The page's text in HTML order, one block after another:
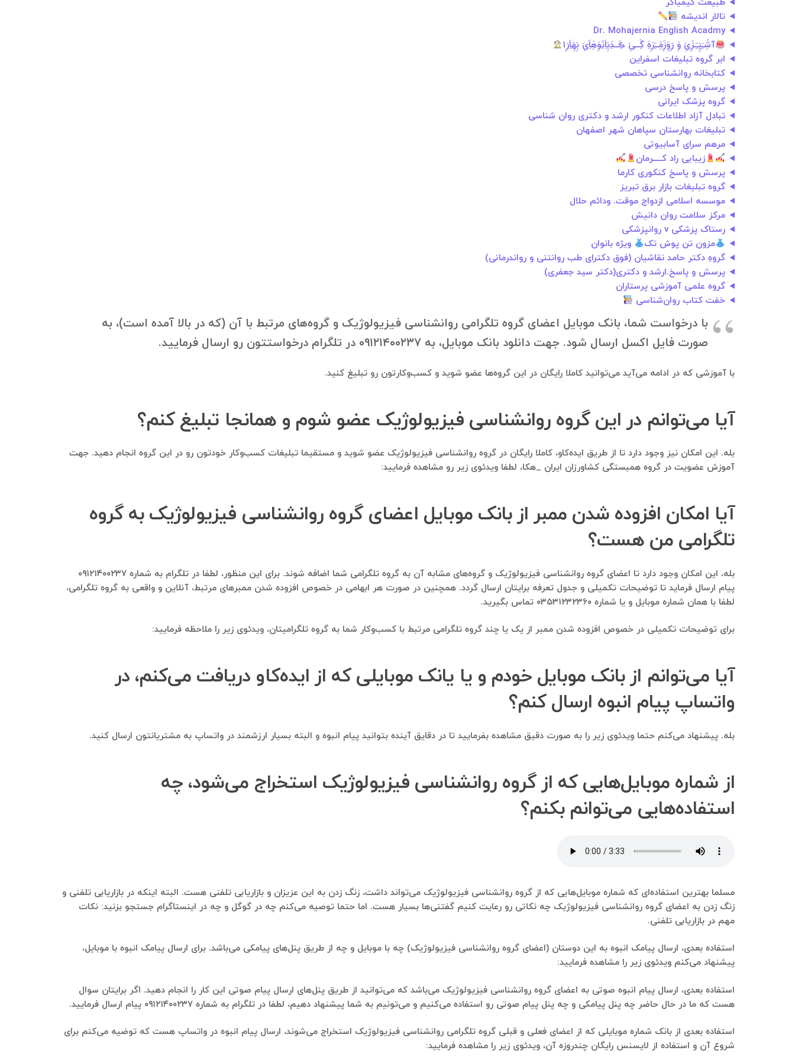
طبیعت کیمیاگر
تالار اندیشه
Dr. Mohajernia English Acadmy
آشَِـَِپَِـَِـزَِیَِ وَِ رَِوَِزَِمَِــَِرَِهَِ گَِــیَِ ڪَِــدَِبَِاَِنَِوَِهَِاَِیَِ بَِهَِاَِرَِ1
ابر گروه تبلیغات اسفراین
کتابخانه روانشناسی تخصصی
پرسش و پاسخ درسی
گروه پزشک ایرانی
تبادل آزاد اطلاعات کنکور ارشد و دکتری روان شناسی
تبلیغات بهارستان سپاهان شهر اصفهان
مرهم سرای آسابیوتی
زیبایی راد کـــــرمان
پرسش و پاسخ کنکوری کارما
گروه تبلیغات بازار برق تبریز
موسسه اسلامی ازدواج موقت. ودائم حلال
مرکز سلامت روان دانیش
رستاک پزشکی v روانپزشکی
مزون تن پوش تک
ویژه بانوان
گروهِ دکتر حامد نقاشیان (فوق دکترای طب روانتنی و رواندرمانی)
پرسش و پاسخ.ارشد و دکتری(دکتر سید جعفری)
گروه علمی آموزشی پرستاران
خفت کتاب روان‌شناسی
با درخواست شما، بانک موبایل اعضای گروه تلگرامی روانشناسی فیزیولوژیک و گروه‌های مرتبط با آن (که در بالا آمده است)، به
صورت فایل اکسل ارسال شود. جهت دانلود بانک موبایل، به ۰۹۱۲۱۴۰۰۲۳۷ در تلگرام درخواستتون رو ارسال فرمایید.
با آموزشی که در ادامه می‌آید می‌توانید کاملا رایگان در این گروه‌ها عضو شوید و کسب‌وکارتون رو تبلیغ کنید.
آیا می‌توانم در این گروه روانشناسی فیزیولوژیک عضو شوم و همانجا تبلیغ کنم؟
بله. این امکان نیز وجود دارد تا از طریق ایده‌کاو، کاملا رایگان در گروه روانشناسی فیزیولوژیک عضو شوید و مستقیما تبلیغات کسب‌وکار خودتون رو در این گروه انجام دهید. جهت
آموزش عضویت در گروه همبستگی کشاورزان ایران _هکا، لطفا ویدئوی زیر رو مشاهده فرمایید:
آیا امکان افزوده شدن ممبر از بانک موبایل اعضای گروه روانشناسی فیزیولوژیک به گروه
تلگرامی من هست؟
بله، این امکان وجود دارد تا اعضای گروه روانشناسی فیزیولوژیک و گروه‌های مشابه آن به گروه تلگرامی شما اضافه شوند. برای این منظور، لطفا در تلگرام به شماره ۰۹۱۲۱۴۰۰۲۳۷
پیام ارسال فرماید تا توضیحات تکمیلی و جدول تعرفه برایتان ارسال گردد. همچنین در صورت هر ابهامی در خصوص افزوده شدن ممبرهای مرتبط، آنلاین و واقعی به گروه تلگرامی،
لطفا با همان شماره موبایل و یا شماره ۰۳۵۳۱۲۳۲۳۶۰ تماس بگیرید.
برای توضیحات تکمیلی در خصوص افزوده شدن ممبر از یک یا چند گروه تلگرامی مرتبط با کسب‌وکار شما به گروه تلگرامیتان، ویدئوی زیر را ملاحظه فرمایید:
آیا می‌توانم از بانک موبایل خودم و یا یانک موبایلی که از ایده‌کاو دریافت می‌کنم، در
واتساپ پیام انبوه ارسال کنم؟
بله. پیشنهاد می‌کنم حتما ویدئوی زیر را به صورت دقیق مشاهده بفرمایید تا در دقایق آینده بتوانید پیام انبوه و البته بسیار ارزشمند در واتساپ به مشتریانتون ارسال کنید.
از شماره موبایل‌هایی که از گروه روانشناسی فیزیولوژیک استخراج می‌شود، چه
استفاده‌هایی می‌توانم بکنم؟
مسلما بهترین استفاده‌ای که شماره موبایل‌هایی که از گروه روانشناسی فیزیولوژیک می‌تواند داشت، زنگ زدن به این عزیزان و بازاریابی تلفنی هست. البته اینکه در بازاریابی تلفنی و
زنگ زدن به اعضای گروه روانشناسی فیزیولوژیک چه نکاتی رو رعایت کنیم گفتنی‌ها بسیار هست. اما حتما توصیه می‌کنم چه در گوگل و چه در اینستاگرام جستجو بزنید: نکات
مهم در بازاریابی تلفنی.
استفاده بعدی، ارسال پیامک انبوه به این دوستان (اعضای گروه روانشناسی فیزیولوژیک) چه با موبایل و چه از طریق پنل‌های پیامکی می‌باشد. برای ارسال پیامک انبوه با موبایل،
پیشنهاد می‌کنم ویدئوی زیر را مشاهده فرمایید:
استفاده بعدی، ارسال پیام انبوه صوتی به اعضای گروه روانشناسی فیزیولوژیک می‌باشد که می‌توانید از طریق پنل‌های ارسال پیام صوتی این کار را انجام دهید. اگر برایتان سوال
هست که ما در حال حاضر چه پنل پیامکی و چه پنل پیام صوتی رو استفاده می‌کنیم و می‌تونیم به شما پیشنهاد دهیم، لطفا در تلگرام به شماره ۰۹۱۲۱۴۰۰۲۳۷ پیام ارسال فرمایید.
استفاده بعدی از بانک شماره موبایلی که از اعضای فعلی و قبلی گروه تلگرامی روانشناسی فیزیولوژیک استخراج می‌شوند، ارسال پیام انبوه در واتساپ هست که توضیه می‌کنم برای
شروع آن و استفاده از لایسنس رایگان چندروزه آن، ویدئوی زیر را مشاهده فرمایید: